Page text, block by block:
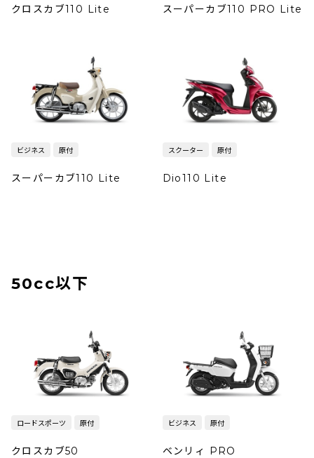
クロスカブ110 Lite スーパーカブ110 PRO Lite
ビジネス 原付
スーパーカブ110 Lite
スクーター 原付
Dio110 Lite
50cc以下
ロードスポーツ 原付
クロスカブ50
ビジネス 原付
ベンリィ PRO